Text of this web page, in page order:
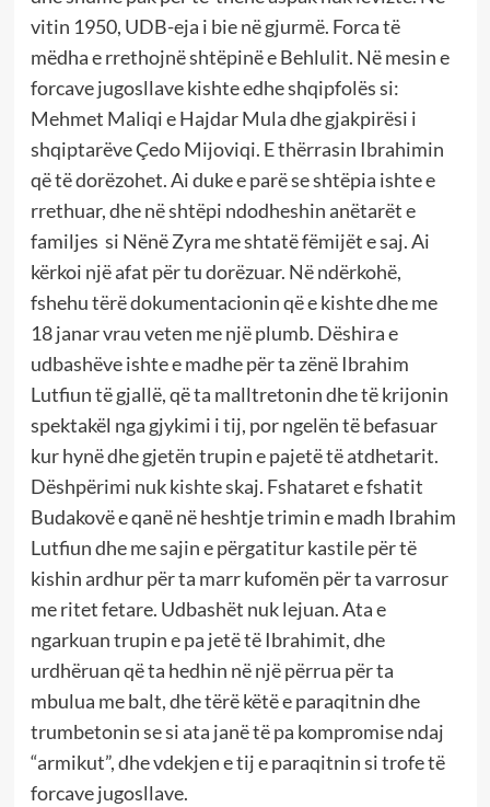
vitin 1950, UDB-eja i bie në gjurmë. Forca të
mëdha e rrethojnë shtëpinë e Behlulit. Në mesin e
forcave jugosllave kishte edhe shqipfolës si:
Mehmet Maliqi e Hajdar Mula dhe gjakpirësi i
shqiptarëve Çedo Mijoviqi. E thërrasin Ibrahimin
që të dorëzohet. Ai duke e parë se shtëpia ishte e
rrethuar, dhe në shtëpi ndodheshin anëtarët e
familjes si Nënë Zyra me shtatë fëmijët e saj. Ai
kërkoi një afat për tu dorëzuar. Në ndërkohë,
fshehu tërë dokumentacionin që e kishte dhe me
18 janar vrau veten me një plumb. Dëshira e
udbashëve ishte e madhe për ta zënë Ibrahim
Lutfiun të gjallë, që ta malltretonin dhe të krijonin
spektakël nga gjykimi i tij, por ngelën të befasuar
kur hynë dhe gjetën trupin e pajetë të atdhetarit.
Dëshpërimi nuk kishte skaj. Fshataret e fshatit
Budakovë e qanë në heshtje trimin e madh Ibrahim
Lutfiun dhe me sajin e përgatitur kastile për të
kishin ardhur për ta marr kufomën për ta varrosur
me ritet fetare. Udbashët nuk lejuan. Ata e
ngarkuan trupin e pa jetë të Ibrahimit, dhe
urdhëruan që ta hedhin në një përrua për ta
mbulua me balt, dhe tërë këtë e paraqitnin dhe
trumbetonin se si ata janë të pa kompromise ndaj
“armikut”, dhe vdekjen e tij e paraqitnin si trofe të
forcave jugosllave.